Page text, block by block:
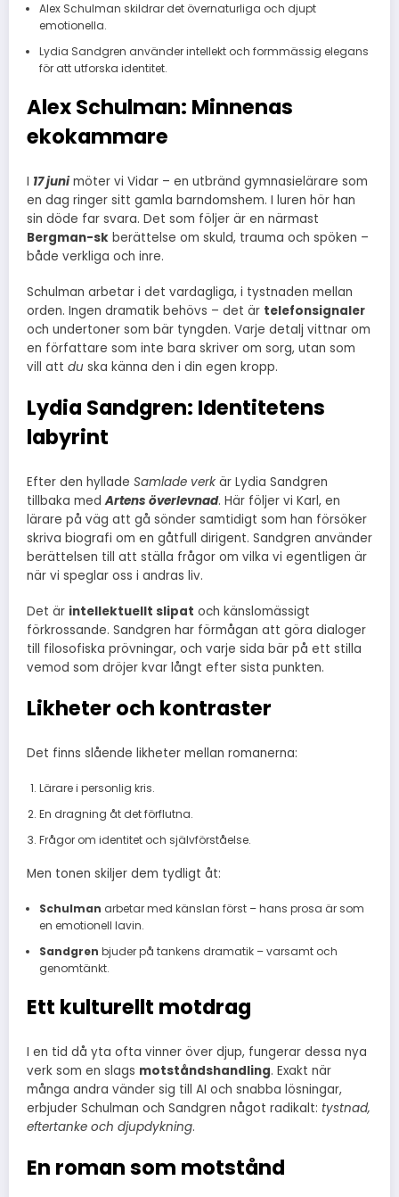
Alex Schulman skildrar det övernaturliga och djupt
emotionella.
Lydia Sandgren använder intellekt och formmässig elegans
för att utforska identitet.
Alex Schulman: Minnenas
ekokammare
I 17 junimöter vi Vidar – en utbränd gymnasielärare som
en dag ringer sitt gamla barndomshem. I luren hör han
sin döde far svara. Det som följer är en närmast
Bergman-sk berättelse om skuld, trauma och spöken –
både verkliga och inre.
Schulman arbetar i det vardagliga, i tystnaden mellan
orden. Ingen dramatik behövs – det är telefonsignaler
och undertoner som bär tyngden. Varje detalj vittnar om
en författare som inte bara skriver om sorg, utan som
vill att du ska känna den i din egen kropp.
Lydia Sandgren: Identitetens
labyrint
Efter den hyllade Samlade verk är Lydia Sandgren
tillbaka medArtens överlevnad. Här följer vi Karl, en
lärare på väg att gå sönder samtidigt som han försöker
skriva biografi om en gåtfull dirigent. Sandgren använder
berättelsen till att ställa frågor om vilka vi egentligen är
när vi speglar oss i andras liv.
Det är intellektuellt slipat och känslomässigt
förkrossande. Sandgren har förmågan att göra dialoger
till filosofiska prövningar, och varje sida bär på ett stilla
vemod som dröjer kvar långt efter sista punkten.
Likheter och kontraster
Det finns slående likheter mellan romanerna:
Lärare i personlig kris.
En dragning åt det förflutna.
Frågor om identitet och självförståelse.
Men tonen skiljer dem tydligt åt:
Schulman arbetar med känslan först – hans prosa är som
en emotionell lavin.
Sandgren bjuder på tankens dramatik – varsamt och
genomtänkt.
Ett kulturellt motdrag
I en tid då yta ofta vinner över djup, fungerar dessa nya
verk som en slags motståndshandling. Exakt när
många andra vänder sig till AI och snabba lösningar,
erbjuder Schulman och Sandgren något radikalt: tystnad,
eftertanke och djupdykning.
En roman som motstånd